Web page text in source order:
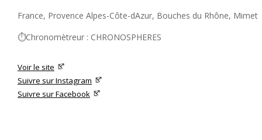
France, Provence Alpes-Côte-dAzur, Bouches du Rhône, Mimet
⏱️Chronomètreur : CHRONOSPHERES
Voir le site
Suivre sur Instagram
Suivre sur Facebook